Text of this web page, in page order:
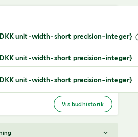
unit-width-short precision-integer}
unit-width-short precision-integer}
unit-width-short precision-integer}
Vis budhistorik